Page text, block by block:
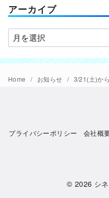
ー
アーカイブ
ア
ー
カ
イ
Home お知らせ 3/21(土)からaスタジオ静か
プライバシーポリシー 会社概
© 2026 シ